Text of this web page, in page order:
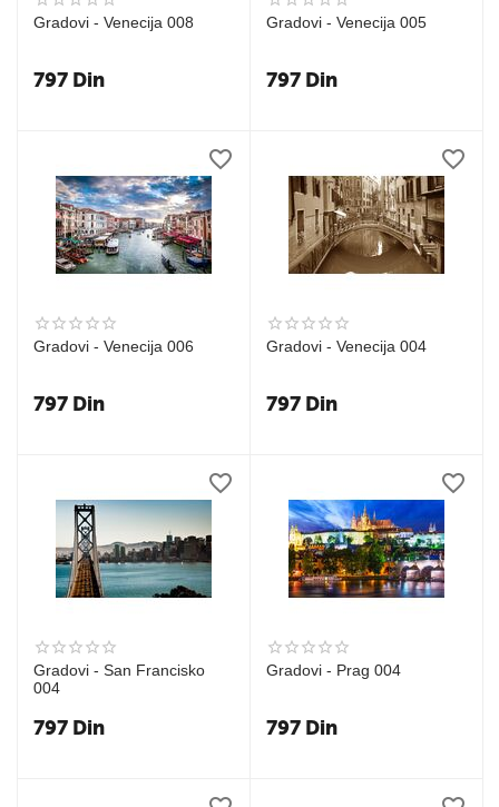
Gradovi - Venecija 008
797 Din
Gradovi - Venecija 005
797 Din
Gradovi - Venecija 006
797 Din
Gradovi - Venecija 004
797 Din
Gradovi - San Francisko
004
797 Din
Gradovi - Prag 004
797 Din